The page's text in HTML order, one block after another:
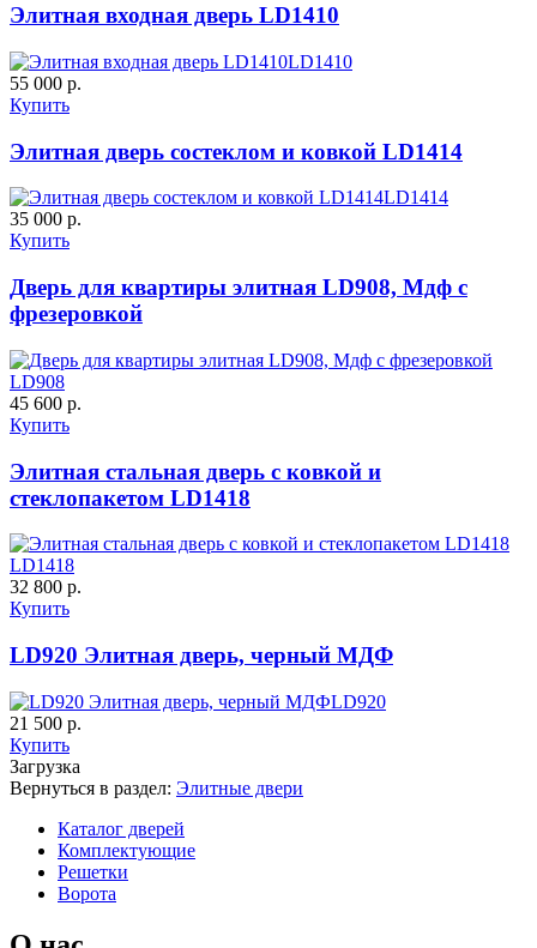
ДУБ БЕЛЁНЫЙ ДЗП
К-10 60 К-11 Н
К-11 С К-11 СС
К-35 С
C61
C63 C64
C67
Элитная входная дверь LD1410
LD1410
55 000 р.
Купить
Элитная дверь состеклом и ковкой LD1414
LD1414
35 000 р.
Купить
Дверь для квартиры элитная LD908, Мдф с
фрезеровкой
LD908
45 600 р.
Купить
Элитная стальная дверь с ковкой и
стеклопакетом LD1418
LD1418
32 800 р.
Купить
LD920 Элитная дверь, черный МДФ
LD920
21 500 р.
Купить
Загрузка
Вернуться в раздел: Элитные двери
Каталог дверей
Комплектующие
Решетки
Ворота